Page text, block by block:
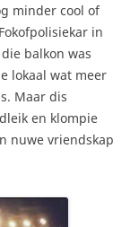
minder cool of
in
balkon was
lokaal wat meer
Maar dis
en klompie
nuwe vriendskap